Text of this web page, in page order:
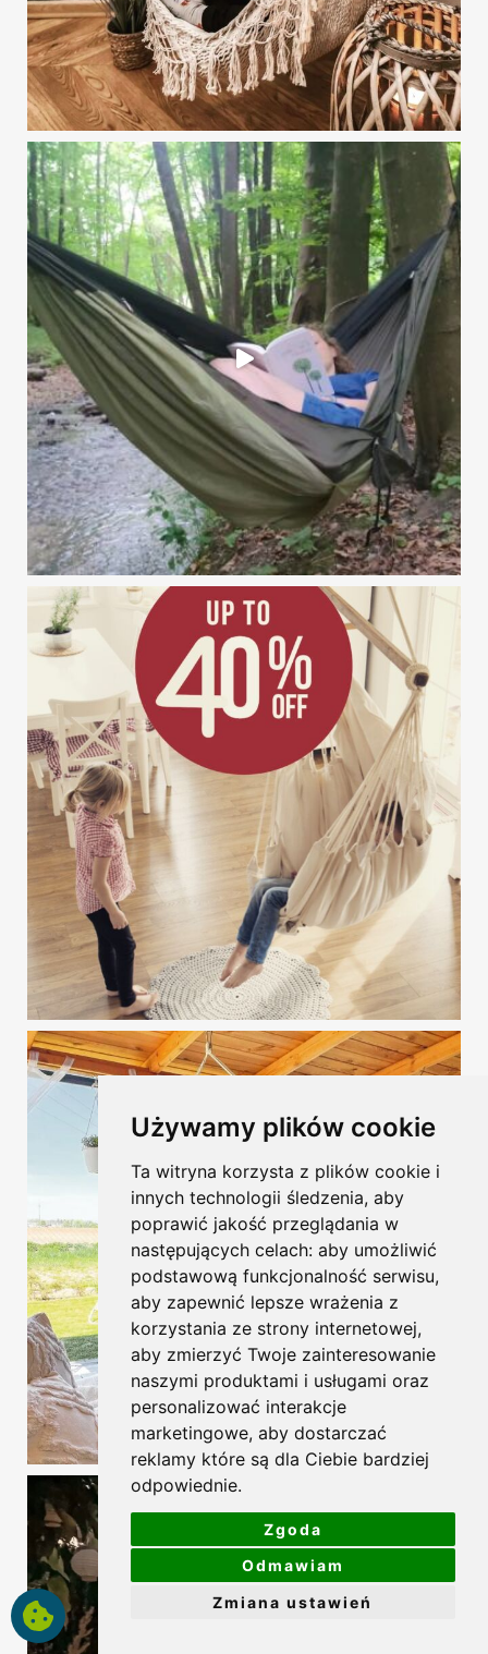
Używamy plików cookie
Ta witryna korzysta z plików cookie i
innych technologii śledzenia, aby
poprawić jakość przeglądania w
następujących celach: aby umożliwić
podstawową funkcjonalność serwisu,
aby zapewnić lepsze wrażenia z
korzystania ze strony internetowej,
aby zmierzyć Twoje zainteresowanie
naszymi produktami i usługami oraz
personalizować interakcje
marketingowe, aby dostarczać
reklamy które są dla Ciebie bardziej
odpowiednie.
Zgoda
Odmawiam
Zmiana ustawień